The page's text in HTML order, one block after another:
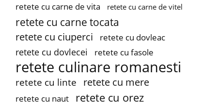
retete cu carne de vita retete cu carne de vitel
retete cu carne tocata
retete cu ciuperci retete cu dovleac
retete cu dovlecei retete cu fasole
retete culinare romanesti
retete cu linte retete cu mere
retete cu naut
retete cu orez